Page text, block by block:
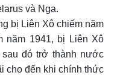
và Nga.
bị Liên Xô chiếm năm
năm 1941, bị Liên Xô
đó trở thành nước
cho đến khi chính thức